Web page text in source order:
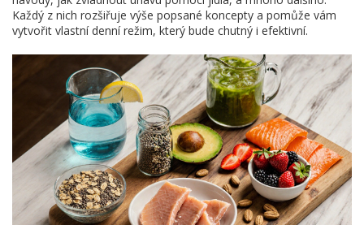
Každý z nich rozšiřuje výše popsané koncepty a pomůže vám
vytvořit vlastní denní režim, který bude chutný i efektivní.